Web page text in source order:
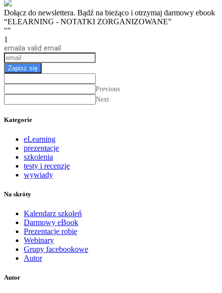
Dołącz do newslettera. Bądź na bieżąco i otrzymaj darmowy ebook
“ELEARNING - NOTATKI ZORGANIZOWANE”
""
1
email a valid email
Zapisz się
Previous
Next
Kategorie
eLearning
prezentacje
szkolenia
testy i recenzje
wywiady
Na skróty
Kalendarz szkoleń
Darmowy eBook
Prezentacje robię
Webinary
Grupy facebookowe
Autor
Autor